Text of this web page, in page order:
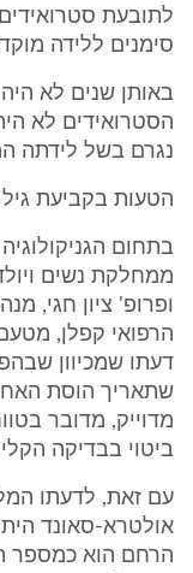
סימנים ללידה
באותן שנים לא היה
הסטרואידים לא
נגרם בשל לידתה
הטעות בקביעת גיל
בתחום
ממחלקת נשים
ופרופ' ציון חגי,
הרפואי קפלן,
מדוייק, מדובר
ביטוי בבדיקה
עם זאת, לדעתו
הרחם הוא כמספר